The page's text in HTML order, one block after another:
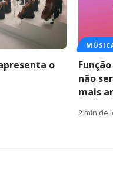
o
não
mais
2 min de